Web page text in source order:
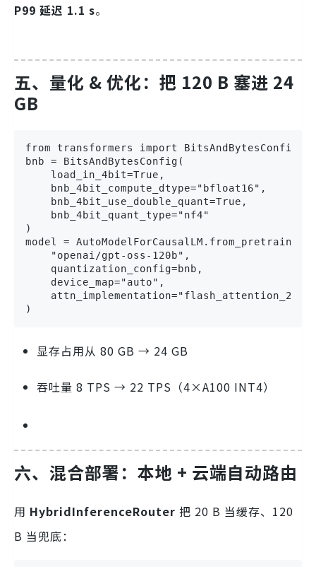
P99 延迟 1.1 s。
五、量化 & 优化：把 120 B 塞进 24
GB
from transformers import BitsAndBytesConfig
bnb = BitsAndBytesConfig(
    load_in_4bit=True,
    bnb_4bit_compute_dtype="bfloat16",
    bnb_4bit_use_double_quant=True,
    bnb_4bit_quant_type="nf4"
)
model = AutoModelForCausalLM.from_pretrained(
    "openai/gpt-oss-120b",
    quantization_config=bnb,
    device_map="auto",
    attn_implementation="flash_attention_2"
)
显存占用从 80 GB → 24 GB
吞吐量 8 TPS → 22 TPS（4×A100 INT4）
六、混合部署：本地 + 云端自动路由
用 HybridInferenceRouter 把 20 B 当缓存、120
B 当兜底：